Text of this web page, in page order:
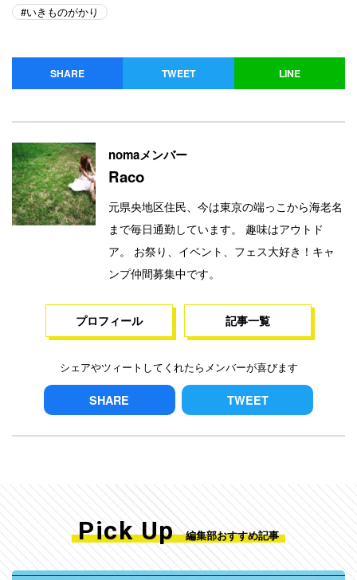
いきものがかり
SHARE TWEET LINE
nomaメンバー
Raco
元県央地区住民、今は東京の端っこから海老名
まで毎日通勤しています。 趣味はアウトド
ア。 お祭り、イベント、フェス大好き！キャ
ンプ仲間募集中です。
プロフィール 記事一覧
シェアやツィートしてくれたらメンバーが喜びます
SHARE TWEET
Pick Up 編集部おすすめ記事